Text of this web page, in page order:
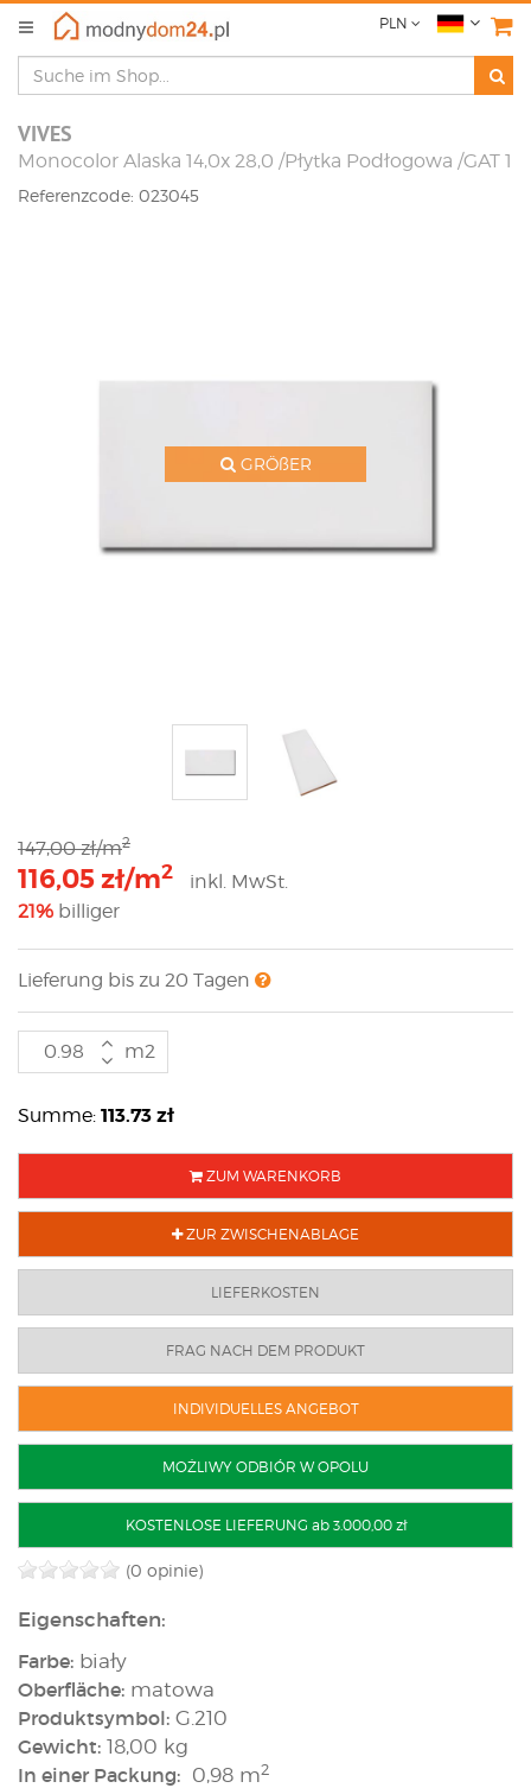
PLN
VIVES
Monocolor Alaska 14,0x 28,0 /Płytka Podłogowa /GAT 1
Referenzcode: 023045
GRÖßER
147,00 zł/m2
116,05 zł/m2
inkl. MwSt.
21% billiger
Lieferung bis zu 20 Tagen
m2
Summe: 113.73zł
ZUM WARENKORB
ZUR ZWISCHENABLAGE
LIEFERKOSTEN
FRAG NACH DEM PRODUKT
INDIVIDUELLES ANGEBOT
MOŻLIWY ODBIÓR W OPOLU
KOSTENLOSE LIEFERUNG ab 3.000,00 zł
(0 opinie)
Eigenschaften:
Farbe: biały
Oberfläche: matowa
Produktsymbol: G.210
Gewicht: 18,00 kg
In einer Packung: 0,98 m2